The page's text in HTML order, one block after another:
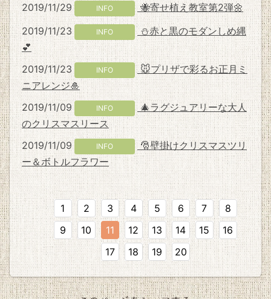
2019/11/29
INFO
🐝寄せ植え教室第2弾🌼
2019/11/23
INFO
⛄赤と黒のモダンしめ縄
💕
2019/11/23
INFO
🐭プリザで彩るお正月ミ
ニアレンジ🎍
2019/11/09
INFO
🎄ラグジュアリーな大人
のクリスマスリース
2019/11/09
INFO
🎅壁掛けクリスマスツリ
ー＆ボトルフラワー
1 2 3 4 5 6 7
8
9
10 11 12 13 14 15
16
17
18 19 20